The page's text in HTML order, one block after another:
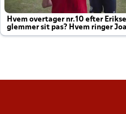
Hvem overtager nr.10 efter
glemmer sit pas? Hvem ringer
altid til efter kampe?